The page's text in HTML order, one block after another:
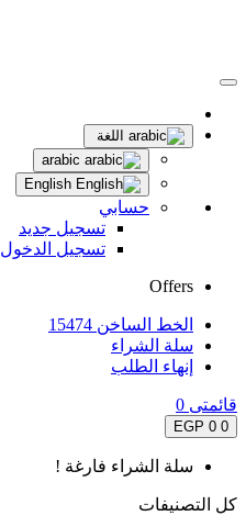
اللغة
حسابي
تسجيل جديد
تسجيل الدخول
Offers
الخط الساخن 15474
سلة الشراء
إنهاء الطلب
قائمتى 0
0
0 EGP
سلة الشراء فارغة !
كل التصنيفات